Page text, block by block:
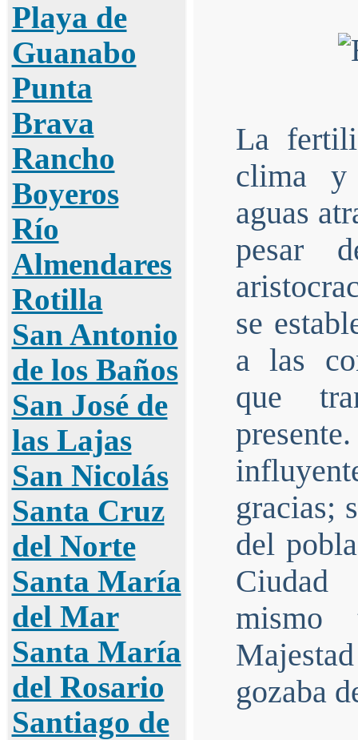
Playa de
Guanabo
Punta
Brava
Rancho
Boyeros
Río
Almendares
Rotilla
San Antonio
de los Baños
San José de
las Lajas
San Nicolás
Santa Cruz
del Norte
Santa María
del Mar
Santa María
del Rosario
Santiago de
La
clima y
aguas
pesar
se
a las
que
gracias;
del
Ciudad
mismo
gozaba